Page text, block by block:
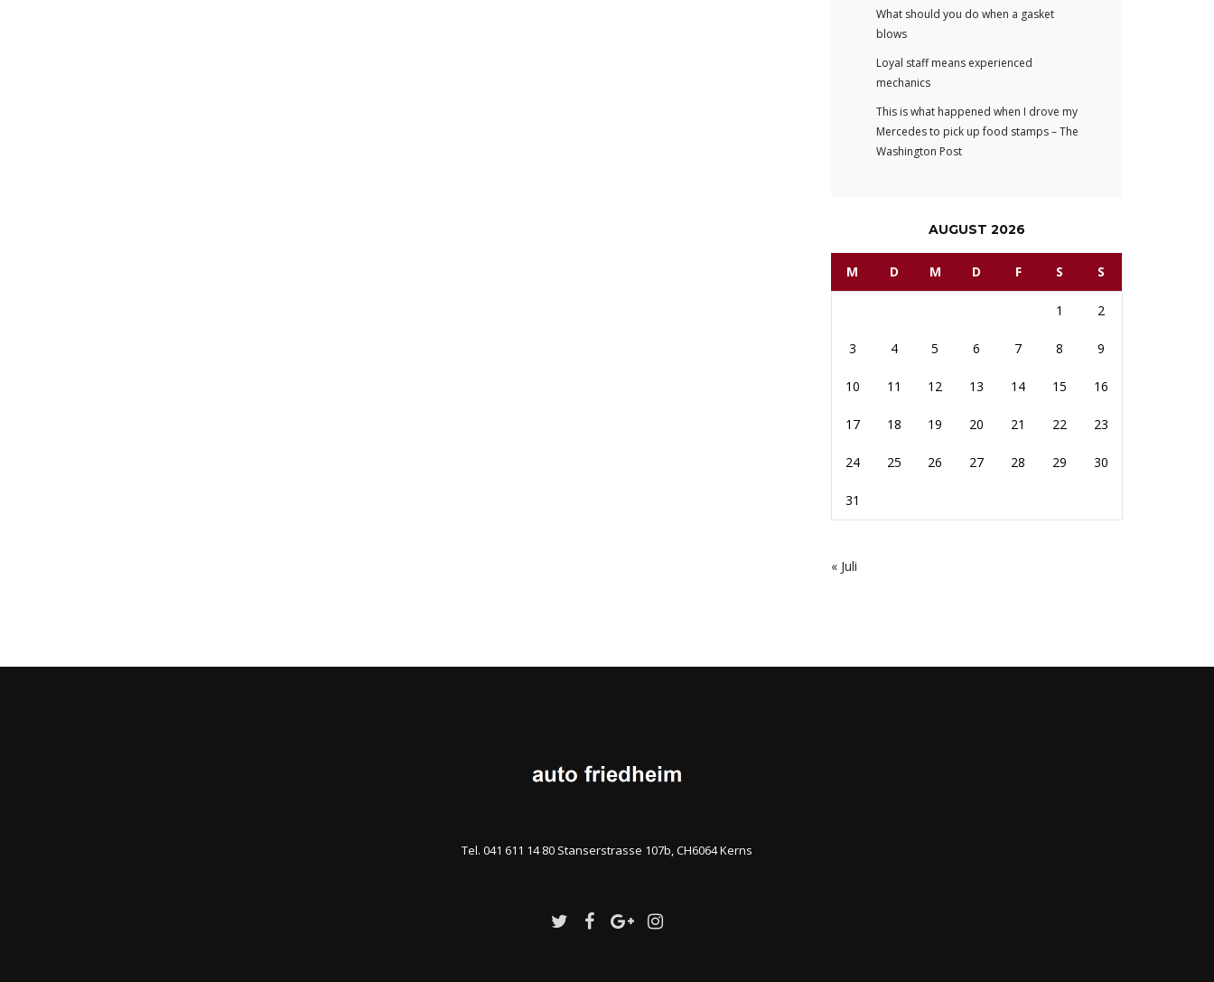
What should you do when a gasket
blows
Loyal staff means experienced
mechanics
This is what happened when I drove my
Mercedes to pick up food stamps – The
Washington Post
AUGUST 2026
M D M D F S S
1 2
3 4 5 6 7 8 9
10 11 12 13 14 15 16
17 18 19 20 21 22 23
24 25 26 27 28 29 30
31
« Juli
Tel. 041 611 14 80 Stanserstrasse 107b, CH6064 Kerns